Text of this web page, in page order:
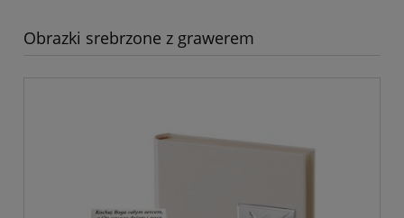
Obrazki srebrzone z grawerem